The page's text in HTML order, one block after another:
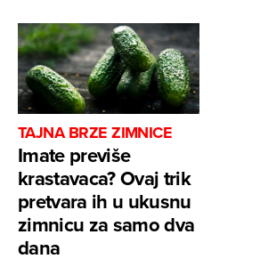
TAJNA BRZE ZIMNICE
Imate previše
krastavaca? Ovaj trik
pretvara ih u ukusnu
zimnicu za samo dva
dana